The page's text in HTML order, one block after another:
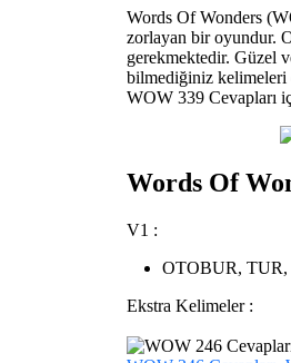
Words Of Wonders
zorlayan bir oyundur.
gerekmektedir. Güzel
bilmediğiniz kelimeleri
WOW 339 Cevapları
Words Of
V1 :
OTOBUR,
Ekstra Kelimeler :